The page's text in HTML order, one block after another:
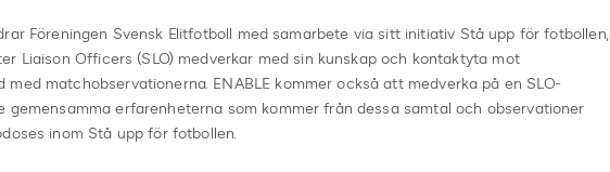
Föreningen Svensk Elitfotboll med samarbete via sitt initiativ Stå upp för fotbollen,
Liaison Officers (SLO) medverkar med sin kunskap och kontaktyta mot
med matchobservationerna. ENABLE kommer också att medverka på en SLO-
gemensamma erfarenheterna som kommer från dessa samtal och observationer
inom Stå upp för fotbollen.